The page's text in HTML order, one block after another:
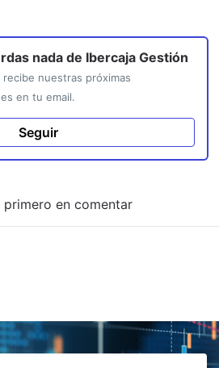
nada de Ibercaja Gestión
recibe nuestras próximas
en tu email.
Seguir
primero en comentar
Adjuntar imagen Comentar